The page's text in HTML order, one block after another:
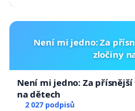
Není mi jedno: Za
zločiny
Není mi jedno: Za
na dětech
2 027 podpisů